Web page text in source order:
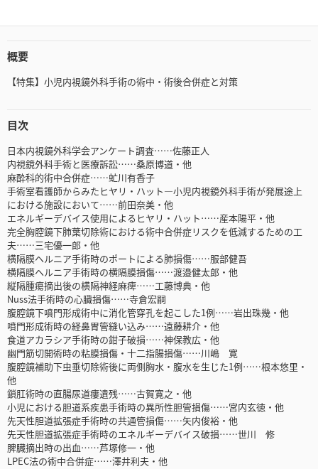
概要
【特集】小児内視鏡外科手術の術中・術後合併症と対策
目次
日本内視鏡外科学会アンケート調査……佐藤正人
内視鏡外科手術と医療訴訟……桑原博道・他
麻酔科的術中合併症……虻川有香子
手術室看護師からみたヒヤリ・ハット―小児内視鏡外科手術が発展途上
における施設において……前田奈美・他
エネルギーデバイス使用によるヒヤリ・ハット……産本陽平・他
完全胸腔鏡下肺葉切除術における術中合併症リスクを低減するための工
夫……三宅優一郎・他
横隔膜ヘルニア手術時のポートによる肺損傷……服部健吾
横隔膜ヘルニア手術時の横隔膜損傷……渡邉健太郎・他
縦隔腫瘍摘出後の横隔神経麻痺……工藤博典・他
Nuss法手術時の心臓損傷……寺倉宏嗣
腹腔鏡下噴門形成術中に消化管穿孔を起こした1例……岩出珠幾・他
噴門形成術時の経鼻胃管縫い込み……遠藤耕介・他
食道アカラシア手術時の鉗子破損……神保教広・他
幽門筋切開術時の粘膜損傷・十二指腸損傷……川嶋 寛
腹腔鏡補助下虫垂切除術後に両側胸水・腹水を生じた1例……根本悠里・
他
鎖肛術時の直腸尿道瘻遺残……古賀寛之・他
小児における胆道系疾患手術時の異所性胆管損傷……宮内玄徳・他
先天性胆道拡張症手術時の共通管損傷……矢内俊裕・他
先天性胆道拡張症手術時のエネルギーデバイス破損……世川 修
脾臓摘出時の出血……芦塚修一・他
LPEC法の術中合併症……澤井利夫・他